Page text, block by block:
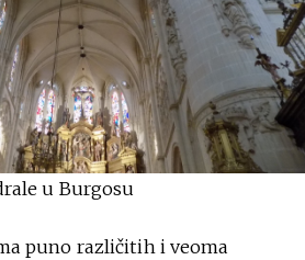
u Burgosu
puno različitih i veoma